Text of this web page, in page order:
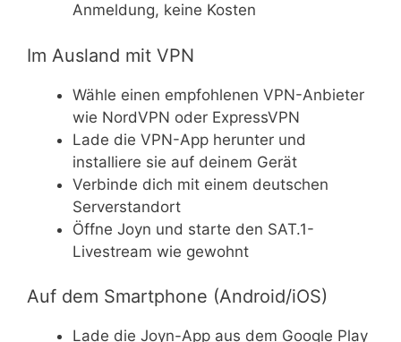
Anmeldung, keine Kosten
Im Ausland mit VPN
Wähle einen empfohlenen VPN-Anbieter
wie NordVPN oder ExpressVPN
Lade die VPN-App herunter und
installiere sie auf deinem Gerät
Verbinde dich mit einem deutschen
Serverstandort
Öffne Joyn und starte den SAT.1-
Livestream wie gewohnt
Auf dem Smartphone (Android/iOS)
Lade die Joyn-App aus dem Google Play